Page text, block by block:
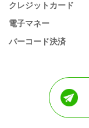
クレジットカード
電子マネー
バーコード決済